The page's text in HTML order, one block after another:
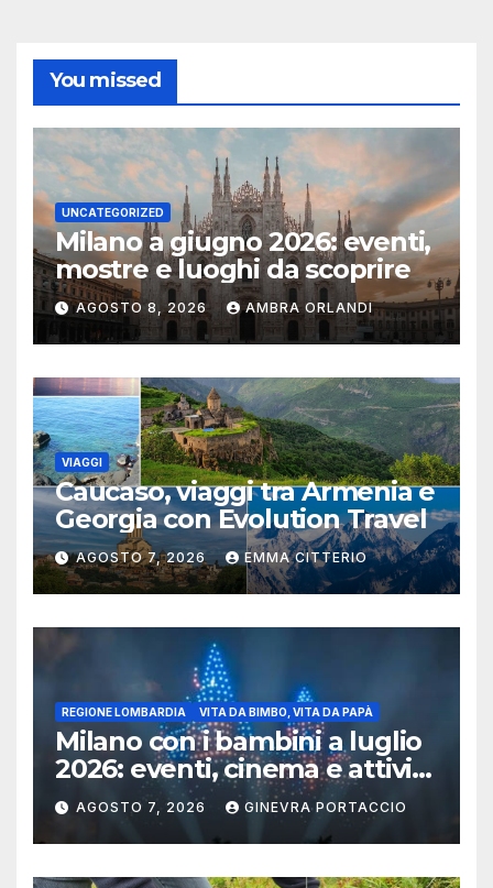
You missed
UNCATEGORIZED
Milano a giugno 2026: eventi,
mostre e luoghi da scoprire
AGOSTO 8, 2026 AMBRA ORLANDI
VIAGGI
Caucaso, viaggi tra Armenia e
Georgia con Evolution Travel
AGOSTO 7, 2026 EMMA CITTERIO
REGIONE LOMBARDIA VITA DA BIMBO, VITA DA PAPÀ
Milano con i bambini a luglio
2026: eventi, cinema e attività
per famiglie
AGOSTO 7, 2026 GINEVRA PORTACCIO